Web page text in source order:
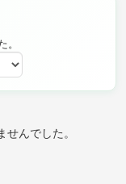
。
んでした。
書写